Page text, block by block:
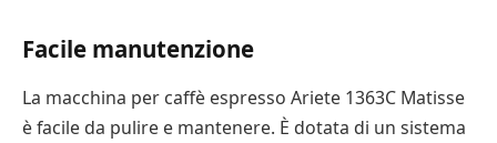
Facile manutenzione
La macchina per caffè espresso Ariete 1363C Matisse
è facile da pulire e mantenere. È dotata di un sistema